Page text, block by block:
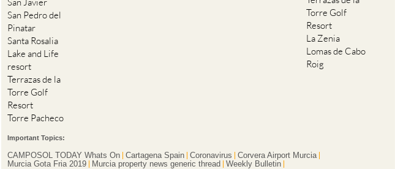
San Pedro del
Pinatar
Santa Rosalia
Lake and Life
resort
Terrazas de la
Torre Golf
Resort
Torre Pacheco
Torre Golf
Resort
La Zenia
Lomas de Cabo
Roig
Important Topics:
CAMPOSOL TODAY Whats On Cartagena Spain Coronavirus
Corvera Airport Murcia
Murcia Gota Fria 2019
Murcia property news generic thread Weekly Bulletin